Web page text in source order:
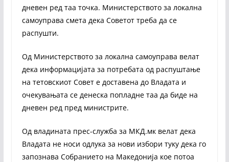
дневен ред таа точка. Министерството за локална
самоуправа смета дека Советот треба да се
распушти.
Од Министерството за локална самоуправа велат
дека информацијата за потребата од распуштање
на тетовскиот Совет е доставена до Владата и
очекувањата се денеска попладне таа да биде на
дневен ред пред министрите.
Од владината прес-служба за МКД.мк велат дека
Владата не носи одлука за нови избори туку дека го
запознава Собранието на Македонија кое потоа